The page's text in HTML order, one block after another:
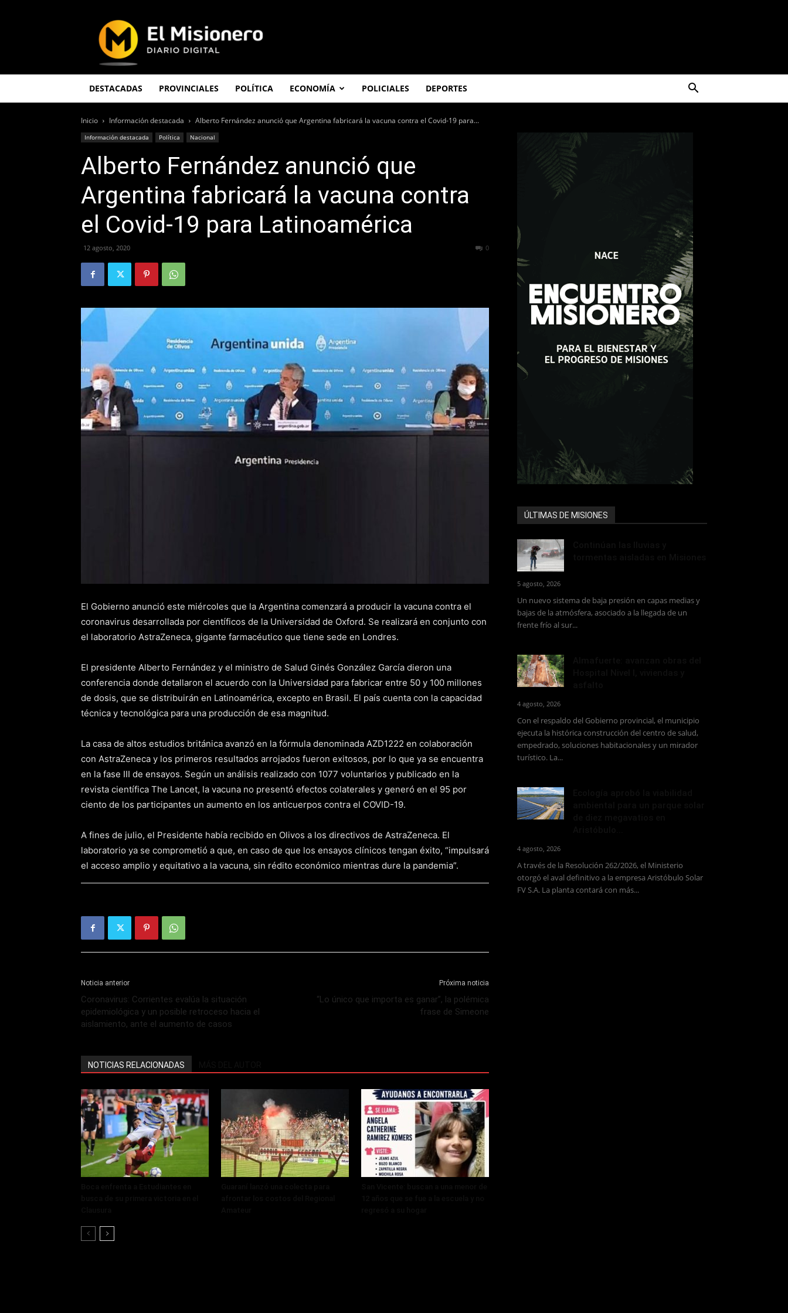
Misionero
DESTACADAS PROVINCIALES POLÍTICA ECONOMÍA POLICIALES DEPORTES
Inicio Información destacada Alberto Fernández anunció que Argentina fabricará la vacuna contra el Covid-19 para...
Información destacada Política Nacional
Alberto Fernández anunció que
Argentina fabricará la vacuna contra
el Covid-19 para Latinoamérica
12 agosto, 2020 0
El Gobierno anunció este miércoles que la Argentina comenzará a producir la vacuna contra el
coronavirus desarrollada por científicos de la Universidad de Oxford. Se realizará en conjunto con
el laboratorio AstraZeneca, gigante farmacéutico que tiene sede en Londres.
El presidente Alberto Fernández y el ministro de Salud Ginés González García dieron una
conferencia donde detallaron el acuerdo con la Universidad para fabricar entre 50 y 100 millones
de dosis, que se distribuirán en Latinoamérica, excepto en Brasil. El país cuenta con la capacidad
técnica y tecnológica para una producción de esa magnitud.
La casa de altos estudios británica avanzó en la fórmula denominada AZD1222 en colaboración
con AstraZeneca y los primeros resultados arrojados fueron exitosos, por lo que ya se encuentra
en la fase III de ensayos. Según un análisis realizado con 1077 voluntarios y publicado en la
revista científica The Lancet, la vacuna no presentó efectos colaterales y generó en el 95 por
ciento de los participantes un aumento en los anticuerpos contra el COVID-19.
A fines de julio, el Presidente había recibido en Olivos a los directivos de AstraZeneca. El
laboratorio ya se comprometió a que, en caso de que los ensayos clínicos tengan éxito, “impulsará
el acceso amplio y equitativo a la vacuna, sin rédito económico mientras dure la pandemia”.
Noticia anterior
Coronavirus: Corrientes evalúa la situación
epidemiológica y un posible retroceso hacia el
aislamiento, ante el aumento de casos
Próxima noticia
“Lo único que importa es ganar”, la polémica
frase de Simeone
NOTICIAS RELACIONADAS
ÚLTIMAS DE MISIONES
5 agosto, 2026
Un nuevo sistema de baja presión en capas medias y
bajas de la atmósfera, asociado a la llegada de un
frente frío al sur...
4 agosto, 2026
Con el respaldo del Gobierno provincial, el municipio
ejecuta la histórica construcción del centro de salud,
empedrado, soluciones habitacionales y un mirador
turístico. La...
4 agosto, 2026
A través de la Resolución 262/2026, el Ministerio
otorgó el aval definitivo a la empresa Aristóbulo Solar
FV S.A. La planta contará con más...